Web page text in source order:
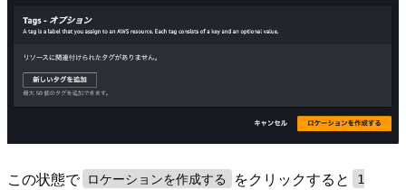
この状態で ロケーションを作成する をクリックすると
1